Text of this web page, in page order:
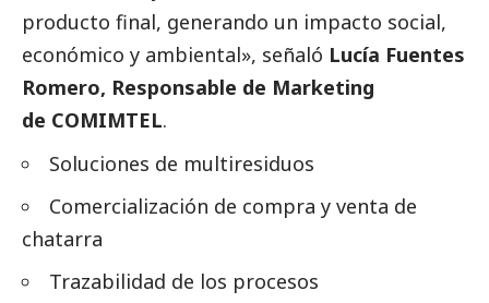
producto final, generando un impacto social,
económico y ambiental», señaló Lucía Fuentes
Romero, Responsable de Marketing
de COMIMTEL.
Soluciones de multiresiduos
Comercialización de compra y venta de
chatarra
Trazabilidad de los procesos